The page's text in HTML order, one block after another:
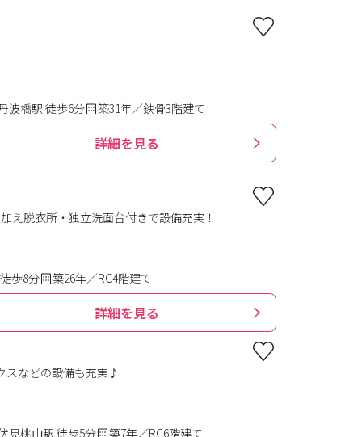
波橋駅 徒歩6分 築31年／鉄骨3階建て
詳細を見る
え脱衣所・独立洗面台付きで設備充実！
歩8分 築26年／RC4階建て
詳細を見る
スなどの設備も充実♪
見桃山駅 徒歩5分 築7年／RC6階建て